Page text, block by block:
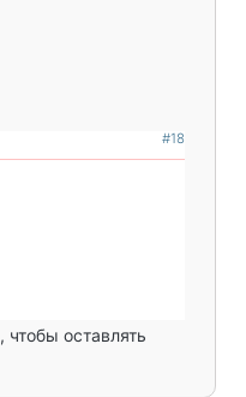
#18
, чтобы оставлять